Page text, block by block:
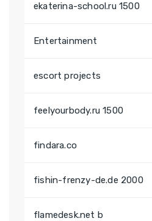
ekaterina-school.ru 1500
Entertainment
escort projects
feelyourbody.ru 1500
findara.co
fishin-frenzy-de.de 2000
flamedesk.net b